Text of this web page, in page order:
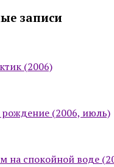
записи
(2006)
рождение (2006, июль)
на спокойной воде